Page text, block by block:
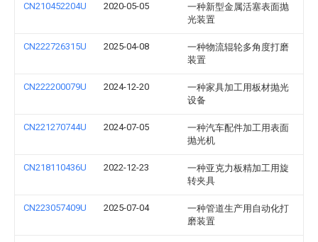
CN210452204U 2020-05-05
一种新型金属活塞表面抛
光装置
CN222726315U 2025-04-08
一种物流辊轮多角度打磨
装置
CN222200079U 2024-12-20
一种家具加工用板材抛光
设备
CN221270744U 2024-07-05
一种汽车配件加工用表面
抛光机
CN218110436U 2022-12-23
一种亚克力板精加工用旋
转夹具
CN223057409U 2025-07-04
一种管道生产用自动化打
磨装置